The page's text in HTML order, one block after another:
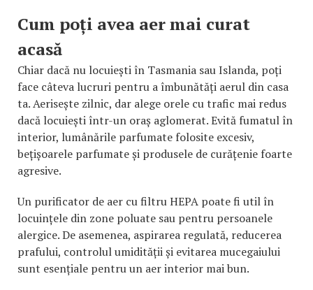
Cum poți avea aer mai curat
acasă
Chiar dacă nu locuiești în Tasmania sau Islanda, poți
face câteva lucruri pentru a îmbunătăți aerul din casa
ta. Aerisește zilnic, dar alege orele cu trafic mai redus
dacă locuiești într-un oraș aglomerat. Evită fumatul în
interior, lumânările parfumate folosite excesiv,
bețișoarele parfumate și produsele de curățenie foarte
agresive.
Un purificator de aer cu filtru HEPA poate fi util în
locuințele din zone poluate sau pentru persoanele
alergice. De asemenea, aspirarea regulată, reducerea
prafului, controlul umidității și evitarea mucegaiului
sunt esențiale pentru un aer interior mai bun.